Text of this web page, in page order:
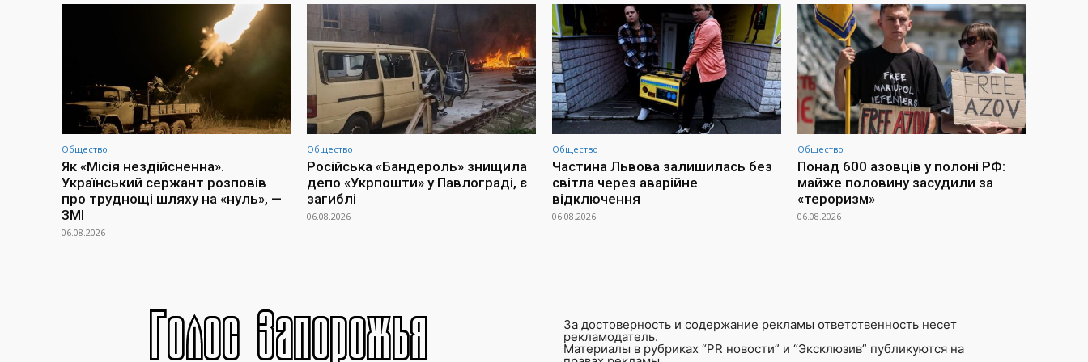
Общество
Як «Місія нездійсненна».
Український сержант розповів
про труднощі шляху на «нуль», —
ЗМІ
06.08.2026
Общество
Російська «Бандероль» знищила
депо «Укрпошти» у Павлограді, є
загиблі
06.08.2026
Общество
Частина Львова залишилась без
світла через аварійне
відключення
06.08.2026
Общество
Понад 600 азовців у полоні РФ:
майже половину засудили за
«тероризм»
06.08.2026
За достоверность и содержание рекламы ответственность несет
рекламодатель.
Материалы в рубриках “PR новости” и “Эксклюзив” публикуются на